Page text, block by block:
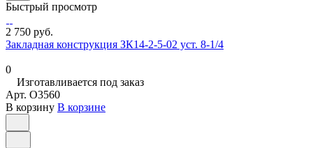
Быстрый просмотр
2 750 руб.
Закладная конструкция ЗК14-2-5-02 уст. 8-1/4
0
Изготавливается под заказ
Арт. O3560
В корзину В корзине